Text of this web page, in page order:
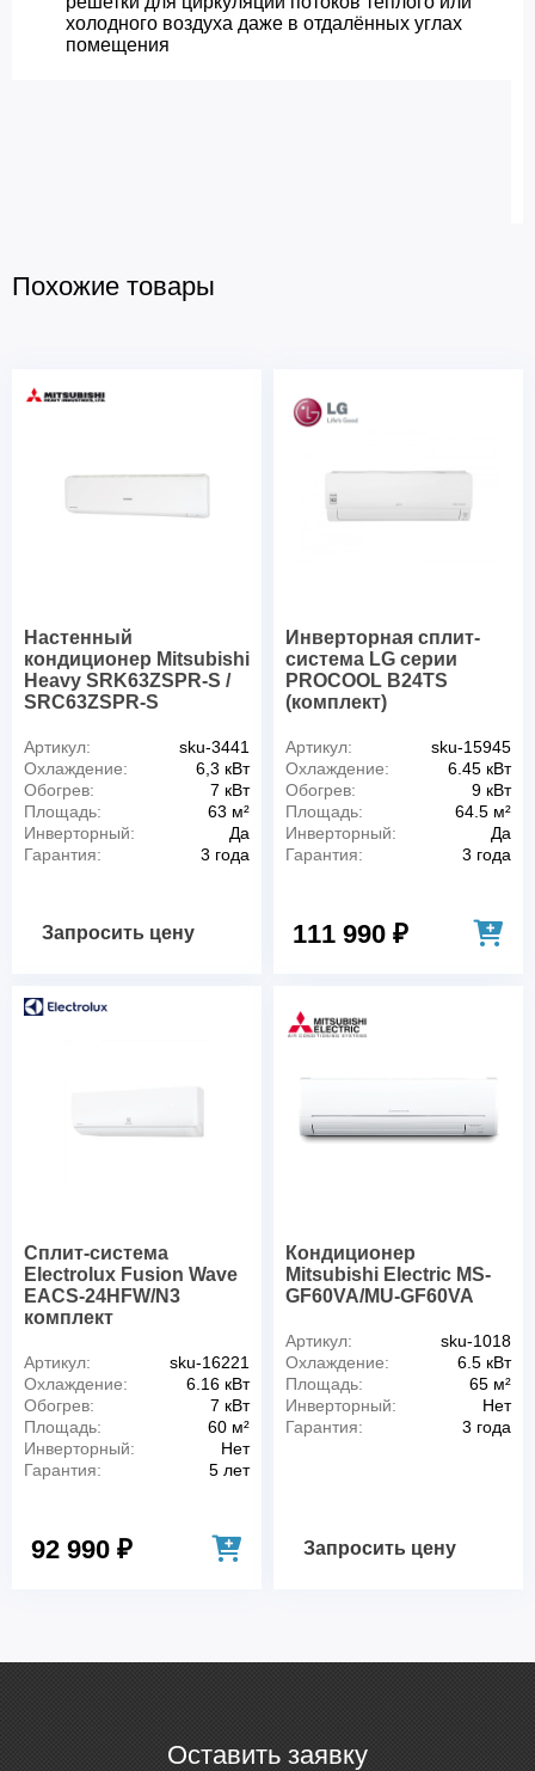
холодного воздуха даже в отдалённых углах
помещения
Похожие товары
Настенный
кондиционер Mitsubishi
Heavy SRK63ZSPR-S /
SRC63ZSPR-S
Артикул:
sku-3441
Охлаждение:
6,3 кВт
Обогрев:
7 кВт
Площадь:
63 м²
Инверторный:
Да
Гарантия:
3 года
Запросить цену
Инверторная сплит-
система LG серии
PROCOOL B24TS
(комплект)
Артикул:
sku-15945
Охлаждение:
6.45 кВт
Обогрев:
9 кВт
Площадь:
64.5 м²
Инверторный:
Да
Гарантия:
3 года
111 990 ₽
Сплит-система
Electrolux Fusion Wave
EACS-24HFW/N3
комплект
Артикул:
sku-16221
Охлаждение:
6.16 кВт
Обогрев:
7 кВт
Площадь:
60 м²
Инверторный:
Нет
Гарантия:
5 лет
92 990 ₽
Кондиционер
Mitsubishi Electric MS-
GF60VA/MU-GF60VA
Артикул:
sku-1018
Охлаждение:
6.5 кВт
Площадь:
65 м²
Инверторный:
Нет
Гарантия:
3 года
Запросить цену
Оставить заявку